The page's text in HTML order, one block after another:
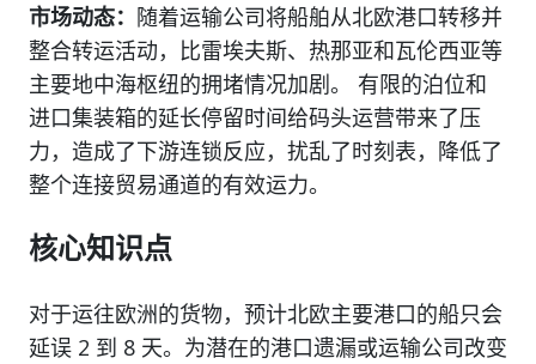
市场动态： 随着运输公司将船舶从北欧港口转移并
整合转运活动，比雷埃夫斯、热那亚和瓦伦西亚等
主要地中海枢纽的拥堵情况加剧。 有限的泊位和
进口集装箱的延长停留时间给码头运营带来了压
力，造成了下游连锁反应，扰乱了时刻表，降低了
整个连接贸易通道的有效运力。
核心知识点
对于运往欧洲的货物，预计北欧主要港口的船只会
延误 2 到 8 天。为潜在的港口遗漏或运输公司改变